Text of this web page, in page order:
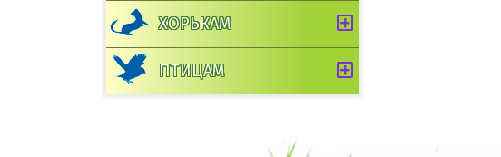
ХОРЬКАМ
ПТИЦАМ